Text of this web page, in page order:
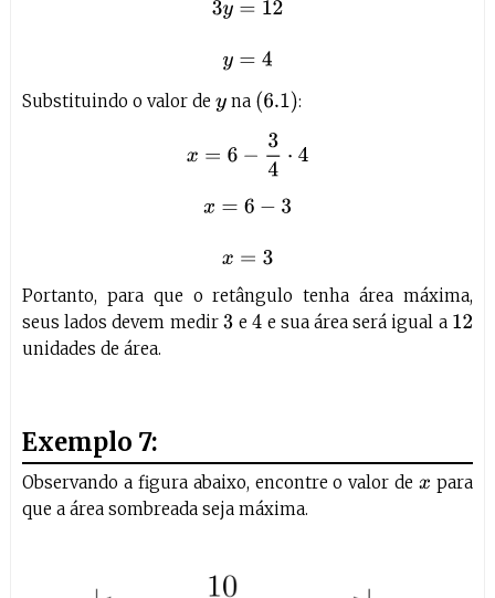
Substituindo o valor de yna (6.1) :
⋅4 6− x
Portanto, para que o retângulo tenha área máxima,
seus lados devem medir 3 e 4 e sua área será igual a 12
unidades de área.
Exemplo 7:
Observando a figura abaixo, encontre o valor dex para
que a área sombreada seja máxima.